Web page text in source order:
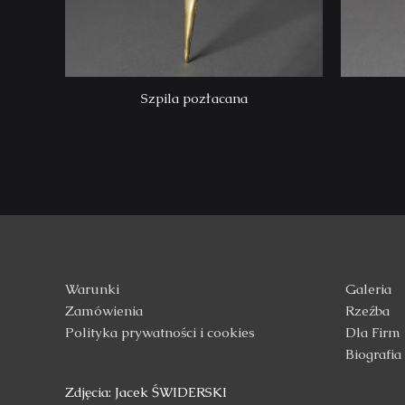
Szpila pozłacana
Warunki
Zamówienia
Polityka prywatności i cookies
Zdjęcia: Jacek ŚWIDERSKI
Galeria
Rzeźba
Dla Firm
Biografia